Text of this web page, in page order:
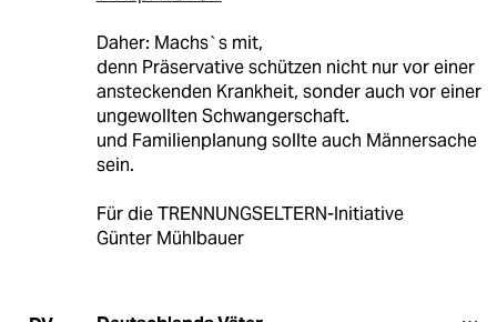
Daher: Machs`s mit,
denn Präservative schützen nicht nur vor einer
ansteckenden Krankheit, sonder auch vor einer
ungewollten Schwangerschaft.
und Familienplanung sollte auch Männersache
sein.
Für die TRENNUNGSELTERN-Initiative
Günter Mühlbauer